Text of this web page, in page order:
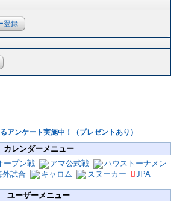
登録
アンケート実施中！（プレゼントあり）
カレンダーメニュー
ープン戦 アマ公式戦
ハウストーナメン
外試合 キャロム スヌーカー JPA
ユーザーメニュー